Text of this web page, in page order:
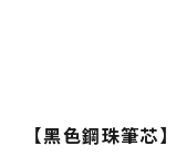
【黑色鋼珠筆